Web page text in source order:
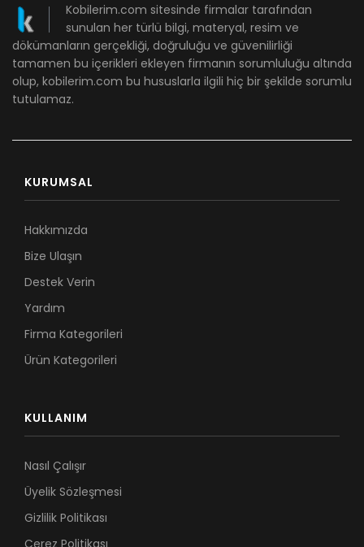
Kobilerim.com sitesinde firmalar tarafından
sunulan her türlü bilgi, materyal, resim ve
dökümanların gerçekliği, doğruluğu ve güvenilirliği
tamamen bu içerikleri ekleyen firmanın sorumluluğu altında
olup, kobilerim.com bu hususlarla ilgili hiç bir şekilde sorumlu
tutulamaz.
KURUMSAL
Hakkımızda
Bize Ulaşın
Destek Verin
Yardım
Firma Kategorileri
Ürün Kategorileri
KULLANIM
Nasıl Çalışır
Üyelik Sözleşmesi
Gizlilik Politikası